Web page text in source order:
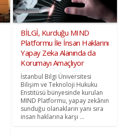
BİLGİ, Kurduğu MIND
Platformu İle İnsan Haklarını
Yapay Zeka Alanında da
Korumayı Amaçlıyor
İstanbul Bilgi Üniversitesi
Bilişim ve Teknoloji Hukuku
Enstitüsü bünyesinde kurulan
MIND Platformu, yapay zekânın
sunduğu olanakların yanı sıra
insan haklarına karşı ...